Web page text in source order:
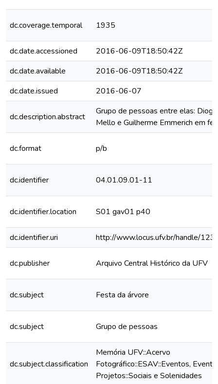
dc.coverage.temporal 1935
dc.date.accessioned
2016-06-09T18:50:42Z
dc.date.available
2016-06-09T18:50:42Z
dc.date.issued
2016-06-07
dc.description.abstract
Grupo de pessoas entre elas:
Mello e Guilherme Emmerich em
dc.format p/b
dc.identifier 04.01.09.01-11
dc.identifier.location S01 gav01 p40
dc.identifier.uri http://www.locus.ufv.br/handle/
dc.publisher Arquivo Central Histórico da UFV
dc.subject Festa da árvore
dc.subject Grupo de pessoas
dc.subject.classification
Memória UFV::Acervo
Fotográfico::ESAV::Eventos,
Projetos::Sociais e Solenidades